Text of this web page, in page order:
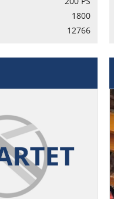
1800
12766